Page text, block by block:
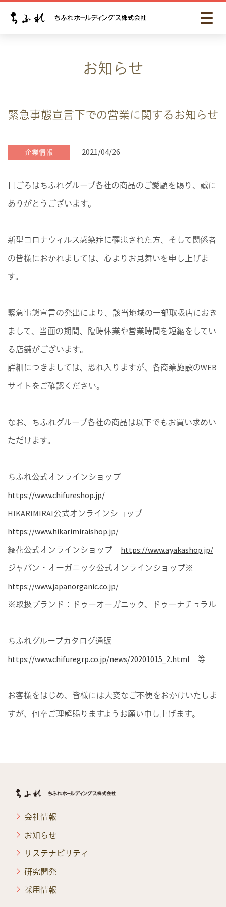
お知らせ
緊急事態宣言下での営業に関するお知らせ
企業情報 2021/04/26
日ごろはちふれグループ各社の商品のご愛顧を賜り、誠に
ありがとうございます。
新型コロナウィルス感染症に罹患された方、そして関係者
の皆様におかれましては、心よりお見舞いを申し上げま
す。
緊急事態宣言の発出により、該当地域の一部取扱店におき
まして、当面の期間、臨時休業や営業時間を短縮をしてい
る店舗がございます。
詳細につきましては、恐れ入りますが、各商業施設のWEB
サイトをご確認ください。
なお、ちふれグループ各社の商品は以下でもお買い求めい
ただけます。
ちふれ公式オンラインショップ
https://www.chifureshop.jp/
HIKARIMIRAI公式オンラインショップ
https://www.hikarimiraishop.jp/
綾花公式オンラインショップ https://www.ayakashop.jp/
ジャパン・オーガニック公式オンラインショップ※
https://www.japanorganic.co.jp/
※取扱ブランド：ドゥーオーガニック、ドゥーナチュラル
ちふれグループカタログ通販
https://www.chifuregrp.co.jp/news/20201015_2.html 等
お客様をはじめ、皆様には大変なご不便をおかけいたしま
すが、何卒ご理解賜りますようお願い申し上げます。
会社情報
お知らせ
サステナビリティ
研究開発
採用情報